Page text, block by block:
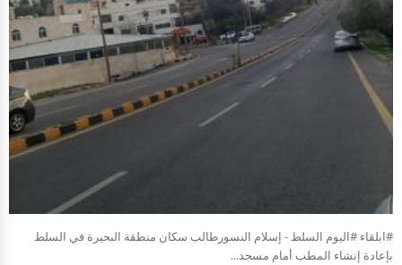
#ابلقاء #اليوم السلط - إسلام النسورطالب سكان منطقة البحيرة في السلط
بإعادة إنشاء المطب أمام مسجد...